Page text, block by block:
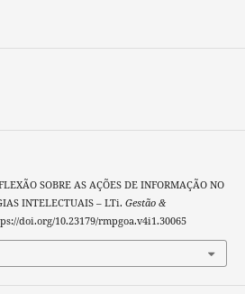
SOBRE AS AÇÕES DE INFORMAÇÃO NO
INTELECTUAIS – LTi. Gestão &
doi.org/10.23179/rmpgoa.v4i1.30065